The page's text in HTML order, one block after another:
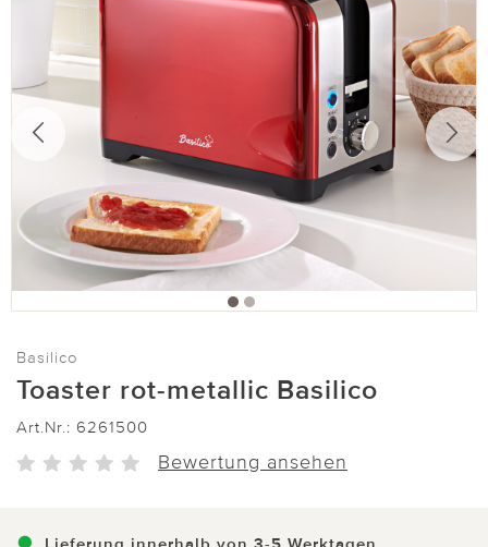
Basilico
Toaster rot-metallic Basilico
Art.Nr.: 6261500
Bewertung ansehen